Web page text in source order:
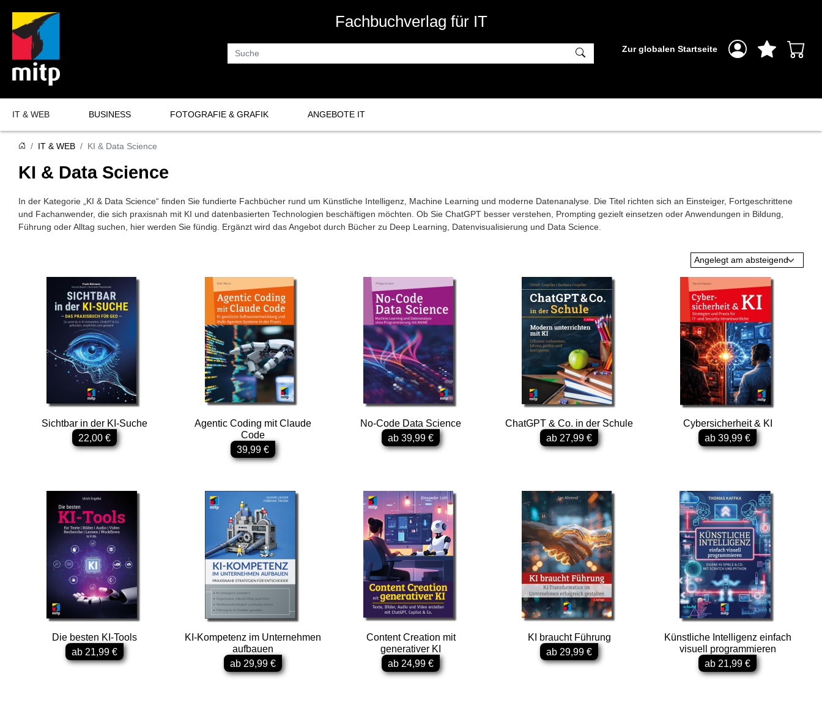
Fachbuchverlag für IT
Suche Zur globalen Startseite
IT & WEB
Programmierung
IT-Sicherheit
Datenbanken
Elektronik & Maker
Lego & Games
Linux & Open Source
Microsoft & Office
Sachbuch IT & Web
BUSINESS FOTOGRAFIE & GRAFIK ANGEBOTE IT
IT & WEB KI & Data Science
KI & Data Science
In der Kategorie „KI & Data Science“ finden Sie fundierte Fachbücher rund um Künstliche Intelligenz, Machine Learning und moderne Datenanalyse. Die Titel richten sich an Einsteiger, Fortgeschrittene
und Fachanwender, die sich praxisnah mit KI und datenbasierten Technologien beschäftigen möchten. Ob Sie ChatGPT besser verstehen, Prompting gezielt einsetzen oder Anwendungen in Bildung,
Führung oder Alltag suchen, hier werden Sie fündig. Ergänzt wird das Angebot durch Bücher zu Deep Learning, Datenvisualisierung und Data Science.
Angelegt am absteigend
Sichtbar in der KI-Suche
22,00 €
Agentic Coding mit Claude
Code
39,99 €
No-Code Data Science
ab 39,99 €
ChatGPT & Co. in der Schule
ab 27,99 €
Cybersicherheit & KI
ab 39,99 €
Die besten KI-Tools
ab 21,99 €
KI-Kompetenz im Unternehmen
aufbauen
ab 29,99 €
Content Creation mit
generativer KI
ab 24,99 €
KI braucht Führung
ab 29,99 €
Künstliche Intelligenz einfach
visuell programmieren
ab 21,99 €